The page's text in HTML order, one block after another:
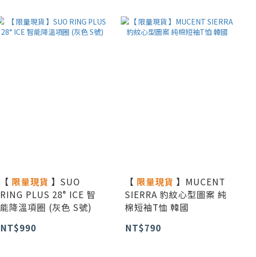
【 限量現貨 】SUO
RING PLUS 28° ICE 智
能降溫項圈 (灰色 S號)
NT$990
【 限量現貨 】MUCENT
SIERRA 豹紋心型圖案 純
棉短袖T恤 韓國
NT$790